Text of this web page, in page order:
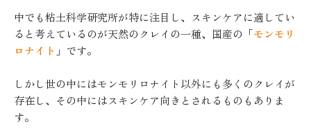
中でも粘土科学研究所が特に注目し、スキンケアに適してい
ると考えているのが天然のクレイの一種、国産の「モンモリ
ロナイト 」です。
しかし世の中にはモンモリロナイト以外にも多くのクレイが
存在し、その中にはスキンケア向きとされるものもありま
す。